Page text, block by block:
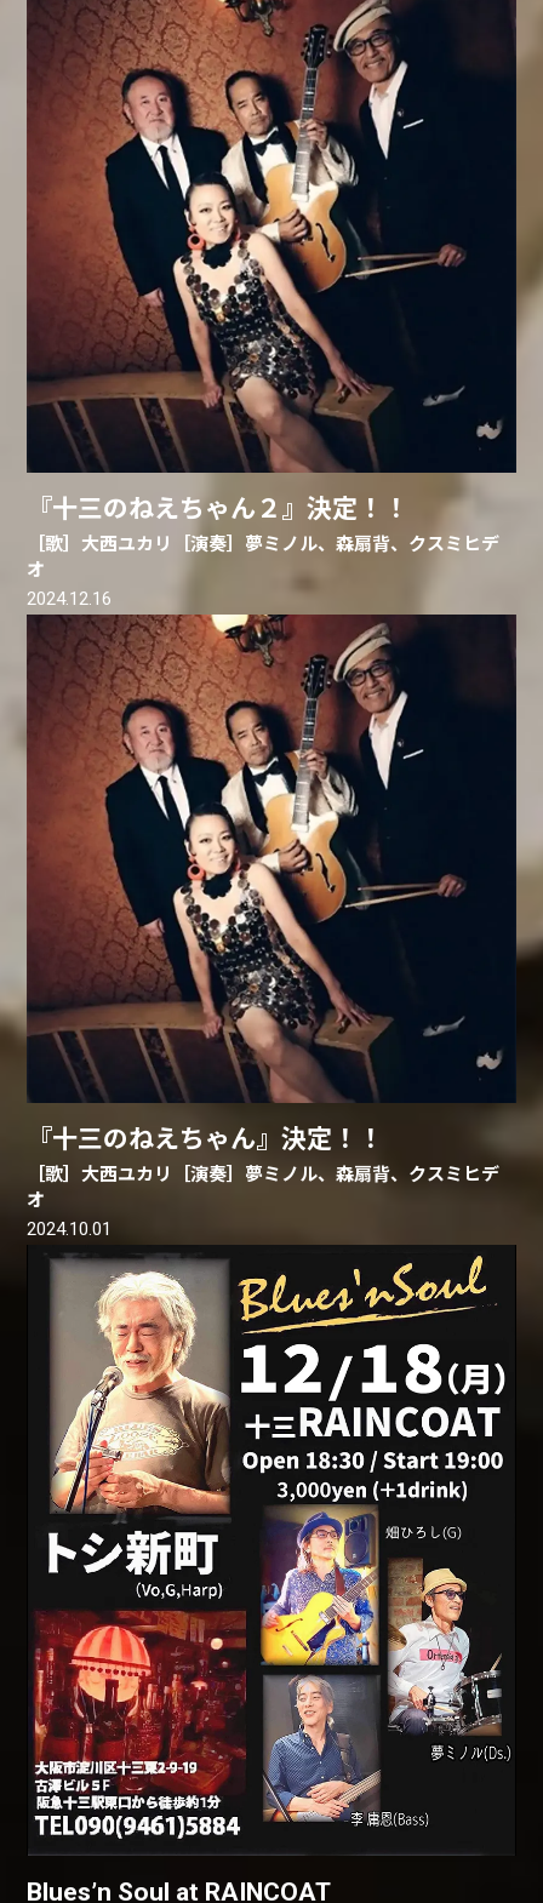
『十三のねえちゃん２』決定！！
［歌］大西ユカリ［演奏］夢ミノル、森扇背、クスミヒデ
オ
2024.12.16
『十三のねえちゃん』決定！！
［歌］大西ユカリ［演奏］夢ミノル、森扇背、クスミヒデ
オ
2024.10.01
Blues’n Soul at RAINCOAT